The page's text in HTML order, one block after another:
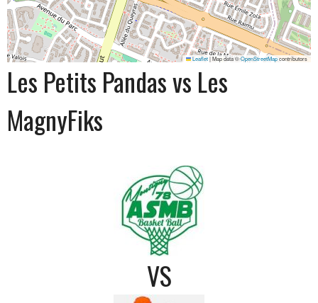
Leaflet|Map data ©OpenStreetMapcontributors
Les Petits Pandas vs Les
MagnyFiks
VS